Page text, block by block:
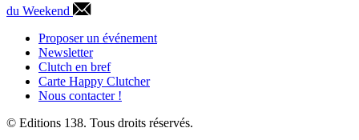
du Weekend
Proposer un événement
Newsletter
Clutch en bref
Carte Happy Clutcher
Nous contacter !
© Editions 138. Tous droits réservés.